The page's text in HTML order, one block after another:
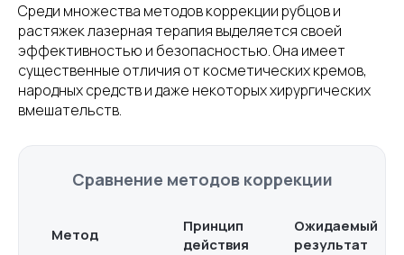
Среди множества методов коррекции рубцов и
растяжек лазерная терапия выделяется своей
эффективностью и безопасностью. Она имеет
существенные отличия от косметических кремов,
народных средств и даже некоторых хирургических
вмешательств.
Сравнение методов коррекции
Метод
Принцип
действия
Ожидаемый
результат